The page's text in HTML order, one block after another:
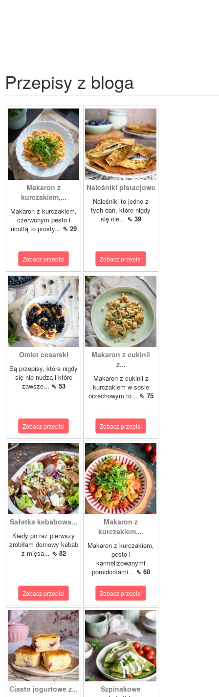
Przepisy z bloga
Makaron z
kurczakiem,...
Makaron z kurczakiem,
czerwonym pesto i
ricottą to prosty... ⇖ 29
Zobacz przepis!
Naleśniki pistacjowe
Naleśniki to jedno z
tych dań, które nigdy
się nie... ⇖ 39
Zobacz przepis!
Omlet cesarski
Są przepisy, które nigdy
się nie nudzą i które
zawsze... ⇖ 53
Zobacz przepis!
Makaron z cukinii
z...
Makaron z cukinii z
kurczakiem w sosie
orzechowym to... ⇖ 75
Zobacz przepis!
Sałatka kebabowa...
Kiedy po raz pierwszy
zrobiłam domowy kebab
z mięsa... ⇖ 82
Zobacz przepis!
Makaron z
kurczakiem,...
Makaron z kurczakiem,
pesto i
karmelizowanymi
pomidorkami... ⇖ 60
Zobacz przepis!
Ciasto jogurtowe z...
Szpinakowe